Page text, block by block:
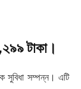
টাকা।
সুবিধা সম্পন্ন। এটি